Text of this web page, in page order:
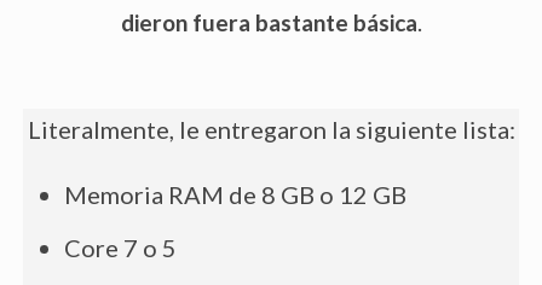
dieron fuera bastante básica.
Literalmente, le entregaron la siguiente lista:
Memoria RAM de 8 GB o 12 GB
Core 7 o 5